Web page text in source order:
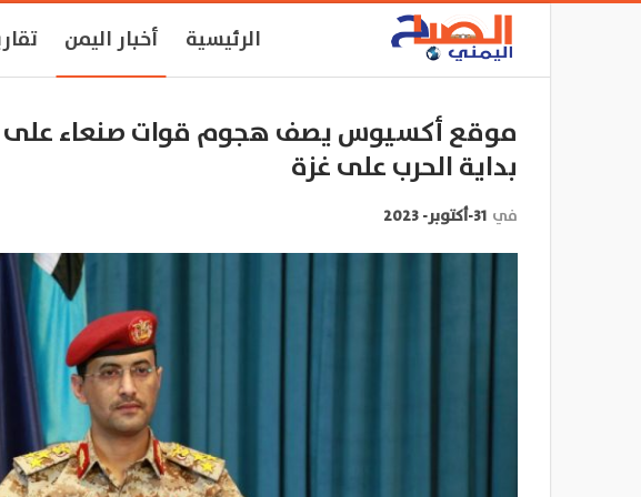
الرئيسية أخبار اليمن
موقع أكسيوس يصف هجوم قوات صنعاء على
بداية الحرب على غزة
في 31-أكتوبر- 2023